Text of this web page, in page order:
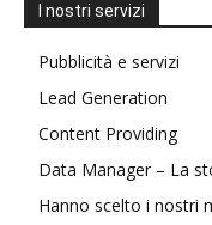
I nostri servizi
Pubblicità e servizi
Lead Generation
Content Providing
Data Manager – La
Hanno scelto i nostri